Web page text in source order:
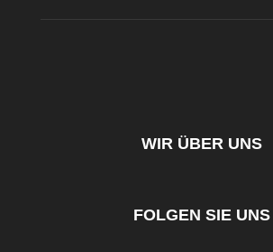
WIR ÜBER UNS
FOLGEN SIE UNS